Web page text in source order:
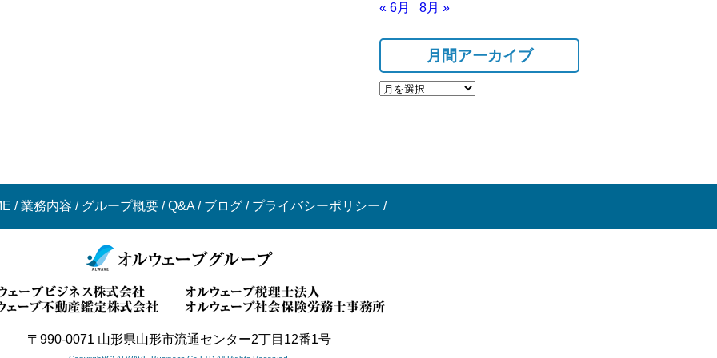
« 6月 8月 »
月間アーカイブ
/業務内容 / グループ概要/Q&A/ ブログ/ プライバシーポリシー /
〒990-0071 山形県山形市流通センター2丁目12番1号